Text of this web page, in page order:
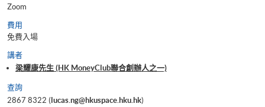
Zoom
費用
免費入場
講者
梁耀康先生 (HK MoneyClub聯合創辦人之一)
查詢
2867 8322 (lucas.ng@hkuspace.hku.hk)